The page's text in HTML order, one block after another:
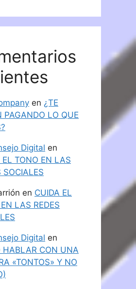
en ¿TE
PAGANDO LO QUE
Digital en
EL TONO EN LAS
SOCIALES
en CUIDA EL
LAS REDES
Digital en
HABLAR CON UNA
«TONTOS» Y NO